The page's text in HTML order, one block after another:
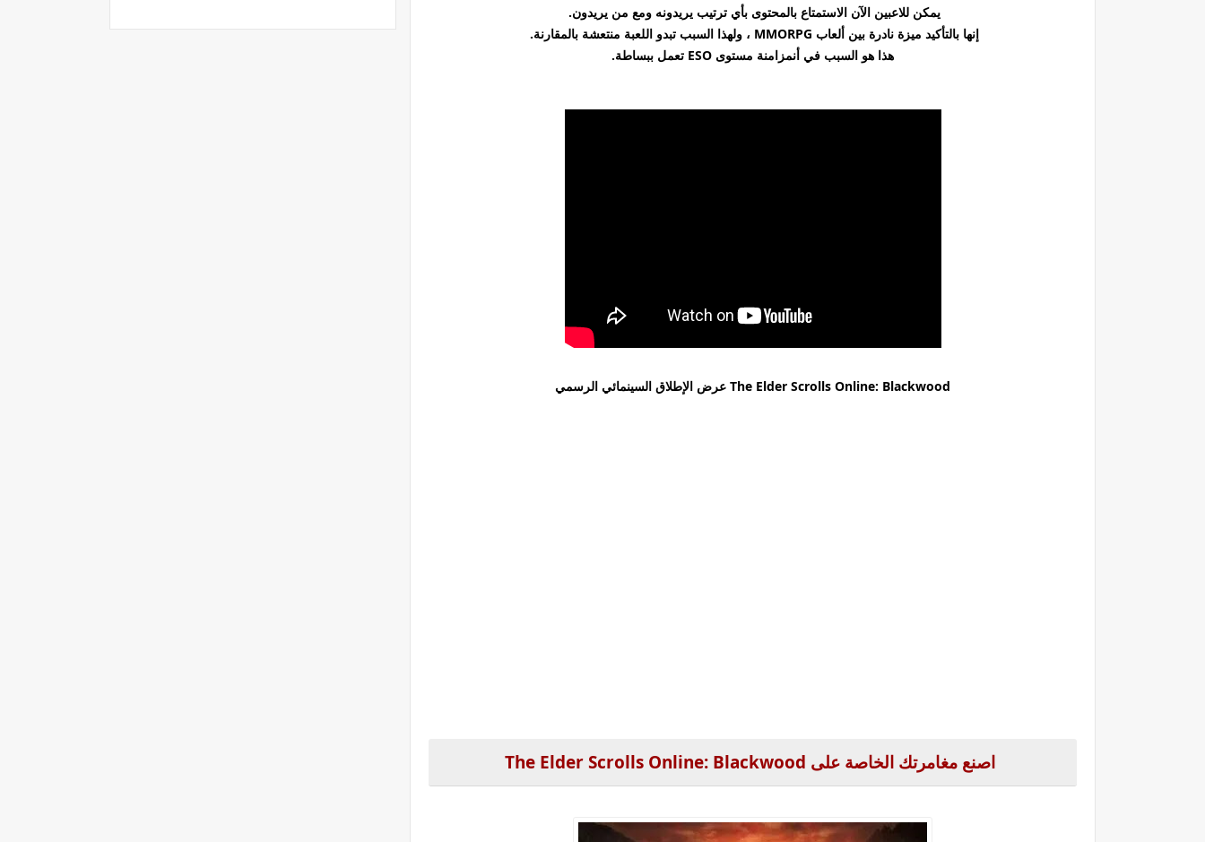
يمكن للاعبين الآن الاستمتاع بالمحتوى بأي ترتيب يريدونه ومع من يريدون.
إنها بالتأكيد ميزة نادرة بين ألعاب MMORPG ، ولهذا السبب تبدو اللعبة منتعشة بالمقارنة.
هذا هو السبب في أنمزامنة مستوى ESO تعمل ببساطة.
The Elder Scrolls Online: Blackwood عرض الإطلاق السينمائي الرسمي
اصنع مغامرتك الخاصة على The Elder Scrolls Online: Blackwood